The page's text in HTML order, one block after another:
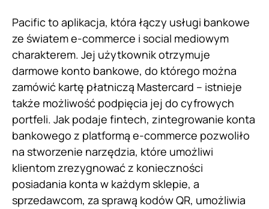
Pacific to aplikacja, która łączy usługi bankowe
ze światem e-commerce i social mediowym
charakterem. Jej użytkownik otrzymuje
darmowe konto bankowe, do którego można
zamówić kartę płatniczą Mastercard – istnieje
także możliwość podpięcia jej do cyfrowych
portfeli. Jak podaje fintech, zintegrowanie konta
bankowego z platformą e-commerce pozwoliło
na stworzenie narzędzia, które umożliwi
klientom zrezygnować z konieczności
posiadania konta w każdym sklepie, a
sprzedawcom, za sprawą kodów QR, umożliwia